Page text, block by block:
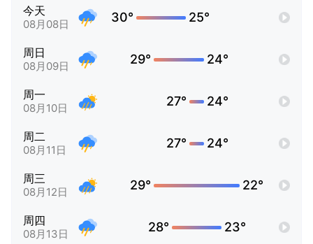
今天
08月08日 30° 25°
周日
08月09日 29° 24°
周一
08月10日 27° 24°
周二
08月11日 27° 24°
周三
08月12日 29° 22°
周四
08月13日 28° 23°